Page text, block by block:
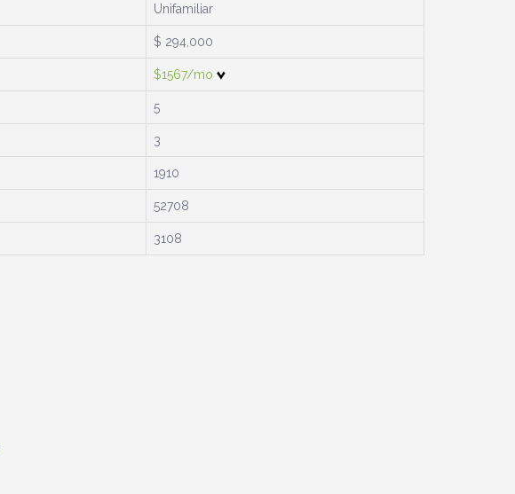
Unifamiliar
$ 294,000
$1567/mo
5
3
1910
52708
3108